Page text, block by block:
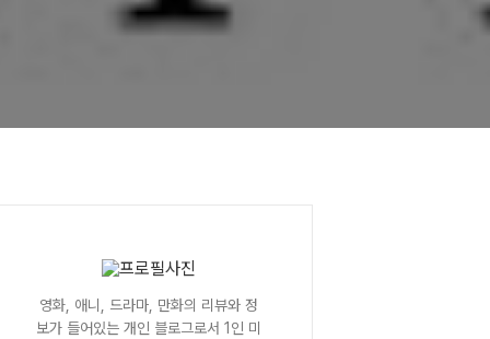
영화, 애니, 드라마, 만화의 리뷰와 정
보가 들어있는 개인 블로그로서 1인 미